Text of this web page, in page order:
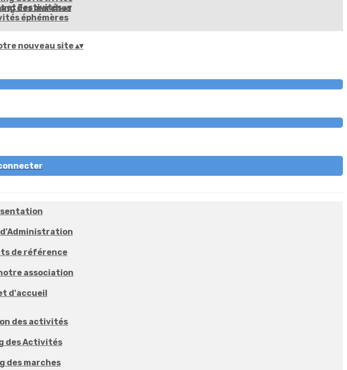
des marches
éphémères
et Festivités▴▾
nouveau site▴▾
d'Administration
de référence
association
d'accueil
des activités
des Activités
des marches